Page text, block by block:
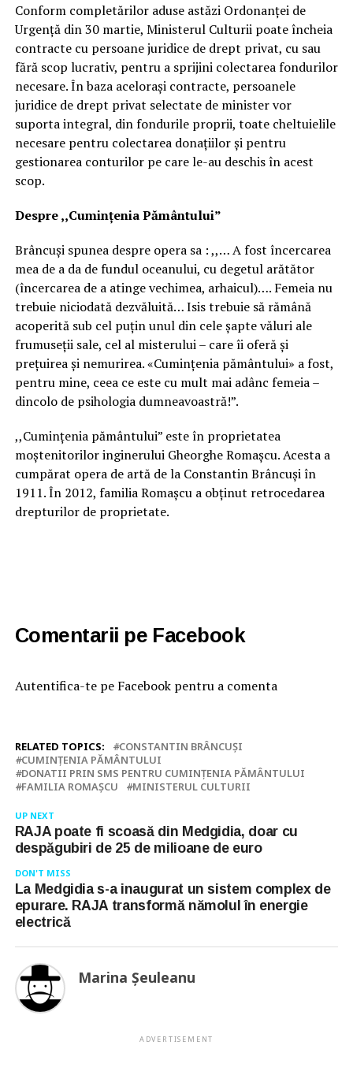
Conform completărilor aduse astăzi Ordonanţei de
Urgenţă din 30 martie, Ministerul Culturii poate încheia
contracte cu persoane juridice de drept privat, cu sau
fără scop lucrativ, pentru a sprijini colectarea fondurilor
necesare. În baza aceloraşi contracte, persoanele
juridice de drept privat selectate de minister vor
suporta integral, din fondurile proprii, toate cheltuielile
necesare pentru colectarea donaţiilor şi pentru
gestionarea conturilor pe care le-au deschis în acest
scop.
Despre ,,Cuminţenia Pământului”
Brâncuşi spunea despre opera sa : ,,… A fost încercarea
mea de a da de fundul oceanului, cu degetul arătător
(încercarea de a atinge vechimea, arhaicul)…. Femeia nu
trebuie niciodată dezvăluită… Isis trebuie să rămână
acoperită sub cel puţin unul din cele şapte văluri ale
frumuseţii sale, cel al misterului – care îi oferă şi
preţuirea şi nemurirea. «Cuminţenia pământului» a fost,
pentru mine, ceea ce este cu mult mai adânc femeia –
dincolo de psihologia dumneavoastră!”.
,,Cuminţenia pământului” este în proprietatea
moştenitorilor inginerului Gheorghe Romașcu. Acesta a
cumpărat opera de artă de la Constantin Brâncuşi în
1911. În 2012, familia Romaşcu a obţinut retrocedarea
drepturilor de proprietate.
Comentarii pe Facebook
Autentifica-te pe Facebook pentru a comenta
RELATED TOPICS:
CONSTANTIN BRÂNCUŞI
CUMINŢENIA PĂMÂNTULUI
DONATII PRIN SMS PENTRU CUMINŢENIA PĂMÂNTULUI
FAMILIA ROMAŞCU
MINISTERUL CULTURII
UP NEXT
RAJA poate fi scoasă din Medgidia, doar cu
despăgubiri de 25 de milioane de euro
DON'T MISS
La Medgidia s-a inaugurat un sistem complex de
epurare. RAJA transformă nămolul în energie
electrică
Marina Şeuleanu
ADVERTISEMENT